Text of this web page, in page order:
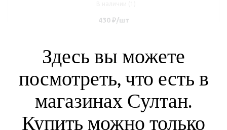
430₽/шт
Здесь вы можете
посмотреть, что есть в
магазинах Султан.
Купить можно только